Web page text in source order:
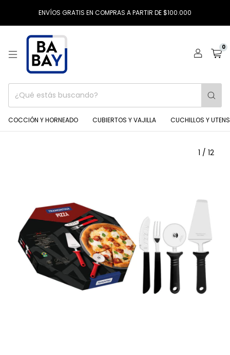
ENVÍOS GRATIS EN COMPRAS A PARTIR DE $100.000
0
COCCIÓN Y HORNEADO CUBIERTOS Y VAJILLA CUCHILLOS Y
1 / 12